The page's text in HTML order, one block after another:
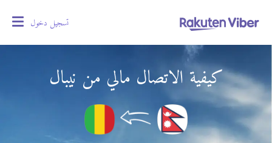
تسجيل دخول
كيفية الاتصال مالي من نيبال